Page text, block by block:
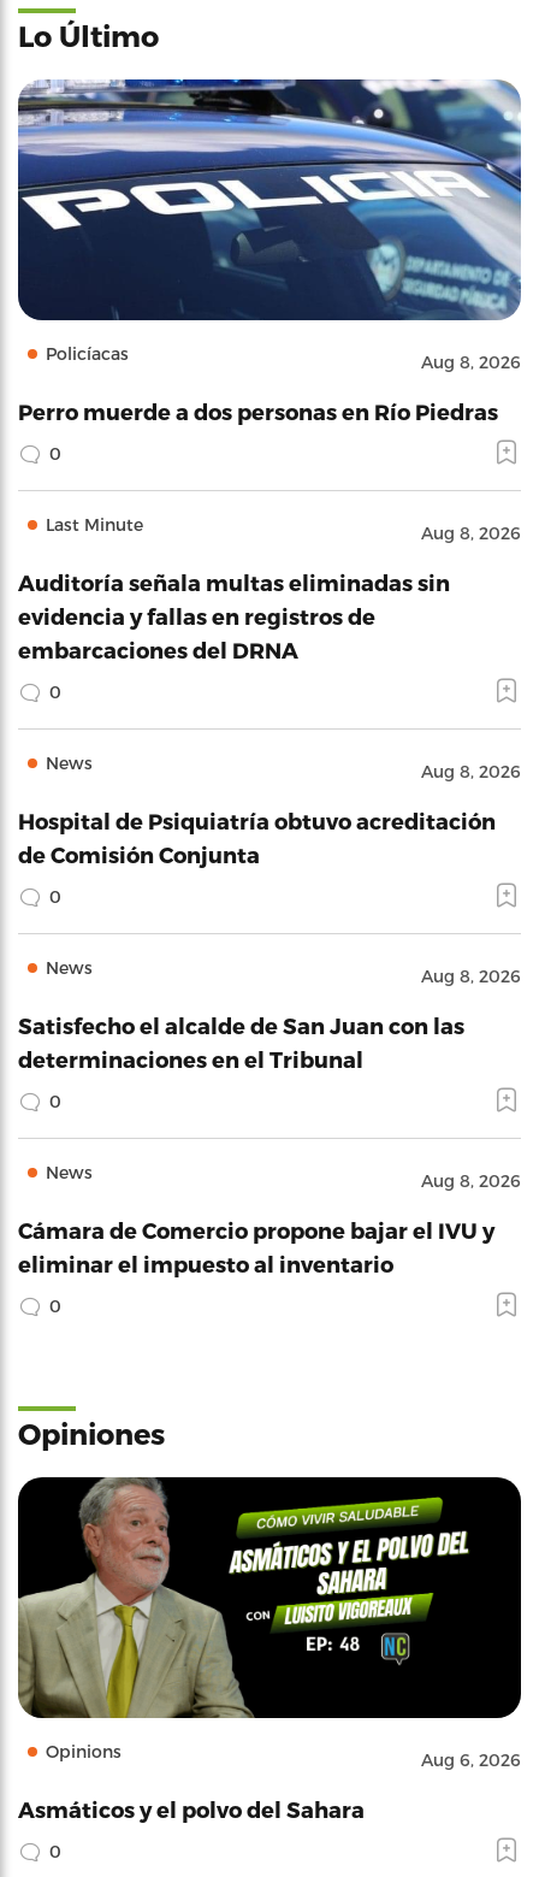
Lo Último
Policíacas Aug 8, 2026
Perro muerde a dos personas en Río Piedras
0
Last Minute Aug 8, 2026
Auditoría señala multas eliminadas sin
evidencia y fallas en registros de
embarcaciones del DRNA
0
News Aug 8, 2026
Hospital de Psiquiatría obtuvo acreditación
de Comisión Conjunta
0
News Aug 8, 2026
Satisfecho el alcalde de San Juan con las
determinaciones en el Tribunal
0
News Aug 8, 2026
Cámara de Comercio propone bajar el IVU y
eliminar el impuesto al inventario
0
Opiniones
Opinions Aug 6, 2026
Asmáticos y el polvo del Sahara
0